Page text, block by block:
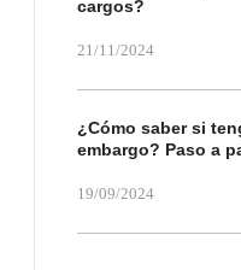
cargos?
21/11/2024
¿Cómo saber si
embargo? Paso a
19/09/2024